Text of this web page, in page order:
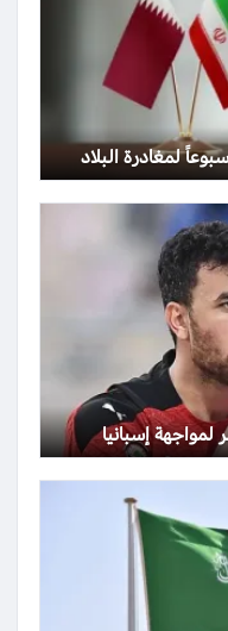
لمغادرة البلاد
إسبانيا